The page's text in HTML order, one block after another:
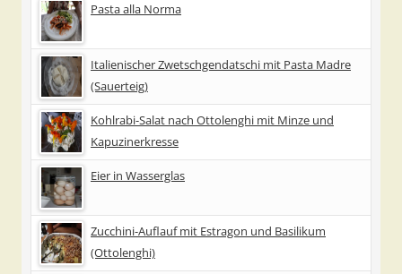
Pasta alla Norma
Italienischer Zwetschgendatschi mit Pasta Madre
(Sauerteig)
Kohlrabi-Salat nach Ottolenghi mit Minze und
Kapuzinerkresse
Eier in Wasserglas
Zucchini-Auflauf mit Estragon und Basilikum
(Ottolenghi)